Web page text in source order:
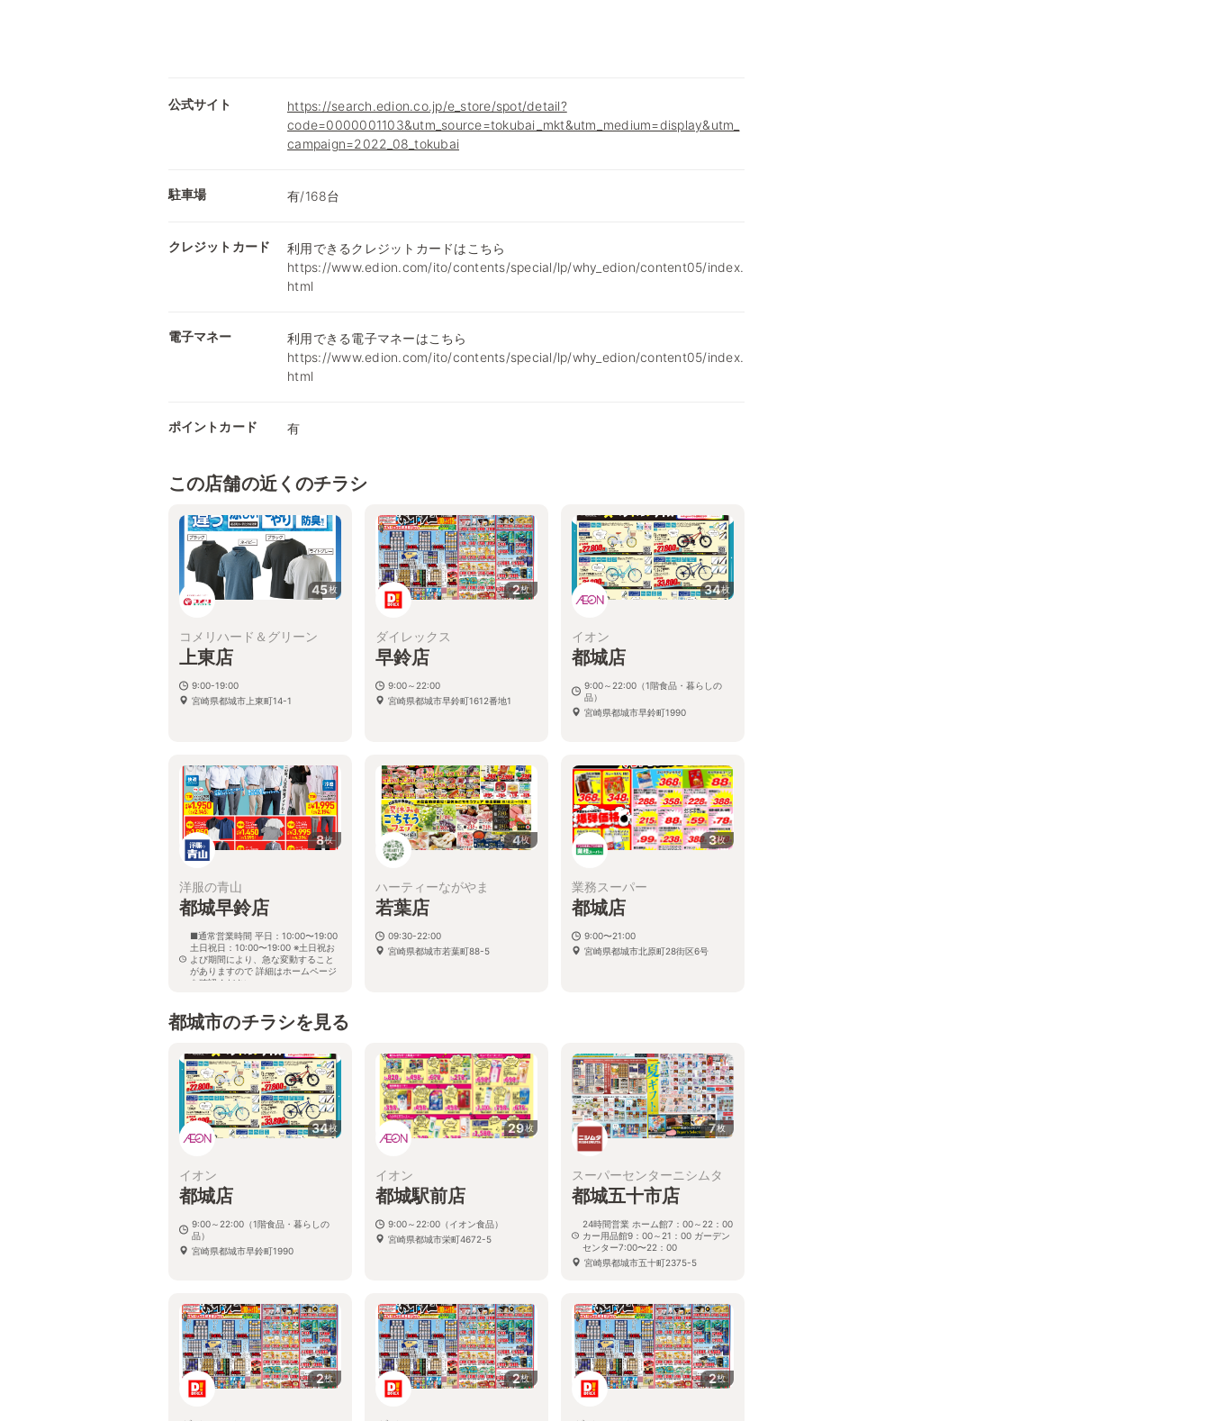
公式サイト
https://search.edion.co.jp/e_store/spot/detail?
code=0000001103&utm_source=tokubai_mkt&utm_medium=display&utm_
campaign=2022_08_tokubai
駐車場 有/168台
クレジットカード
利用できるクレジットカードはこちら
https://www.edion.com/ito/contents/special/lp/why_edion/content05/index.
html
電子マネー
利用できる電子マネーはこちら
https://www.edion.com/ito/contents/special/lp/why_edion/content05/index.
html
ポイントカード 有
この店舗の近くのチラシ
45枚
コメリハード＆グリーン
上東店
9:00-19:00
宮崎県都城市上東町14-1
2枚
ダイレックス
早鈴店
9:00～22:00
宮崎県都城市早鈴町1612番地1
34枚
イオン
都城店
9:00～22:00（1階食品・暮らしの
品）
宮崎県都城市早鈴町1990
8枚
洋服の青山
都城早鈴店
■通常営業時間 平日：10:00〜19:00
土日祝日：10:00〜19:00 ※土日祝お
よび期間により、急な変動すること
がありますので 詳細はホームページ
を確認ください
4枚
ハーティーながやま
若葉店
09:30-22:00
宮崎県都城市若葉町88-5
3枚
業務スーパー
都城店
9:00〜21:00
宮崎県都城市北原町28街区6号
都城市のチラシを見る
34枚
イオン
都城店
9:00～22:00（1階食品・暮らしの
品）
宮崎県都城市早鈴町1990
29枚
イオン
都城駅前店
9:00～22:00（イオン食品）
宮崎県都城市栄町4672-5
7枚
スーパーセンターニシムタ
都城五十市店
24時間営業 ホーム館7：00～22：00
カー用品館9：00～21：00 ガーデン
センター7:00〜22：00
宮崎県都城市五十町2375-5
2枚 2枚 2枚